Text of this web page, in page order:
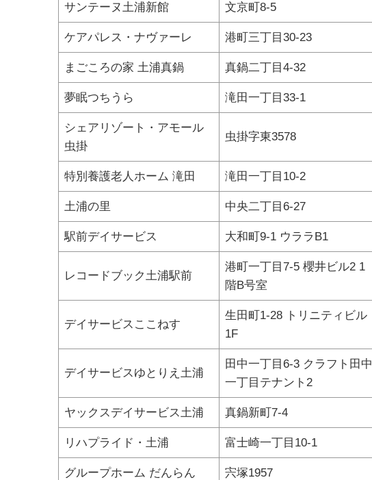
サンテーヌ土浦新館 文京町8-5
ケアパレス・ナヴァーレ 港町三丁目30-23
まごころの家 土浦真鍋 真鍋二丁目4-32
夢眠つちうら 滝田一丁目33-1
シェアリゾート・アモール
虫掛
虫掛字東3578
特別養護老人ホーム 滝田 滝田一丁目10-2
土浦の里 中央二丁目6-27
駅前デイサービス 大和町9-1 ウララB1
レコードブック土浦駅前
港町一丁目7-5 櫻井ビル2 1
階B号室
デイサービスここねす
生田町1-28 トリニティビル
1F
デイサービスゆとりえ土浦
田中一丁目6-3 クラフト田中
一丁目テナント2
ヤックスデイサービス土浦 真鍋新町7-4
リハプライド・土浦 富士崎一丁目10-1
グループホーム だんらん 宍塚1957